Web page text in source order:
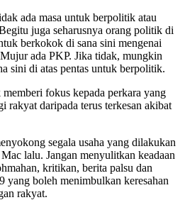
ada masa untuk berpolitik atau
juga seharusnya orang politik di
berkokok di sana sini mengenai
ada PKP. Jika tidak, mungkin
sini di atas pentas untuk berpolitik.
memberi fokus kepada perkara yang
rakyat daripada terus terkesan akibat
segala usaha yang dilakukan
lalu. Jangan menyulitkan keadaan
kritikan, berita palsu dan
yang boleh menimbulkan keresahan
rakyat.